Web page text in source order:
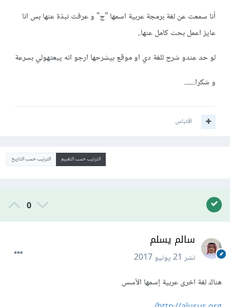
أنا سمعت عن لغة برمجة عربية اسمها "ج" و عرفت نبذة عنها بس انا
عايز اعمل بحث كامل عنها..
لو حد عندو شرح للغة دي او موقع بيشرحها ارجو انه يبعتهولي بسرعة
و شكرا.......
اقتباس
الترتيب حسب التقييم الترتيب حسب التاريخ
0
سالم يسلم
نشر21 يونيو 2017
هناك لغة اخرى عربية إسمها الأسس